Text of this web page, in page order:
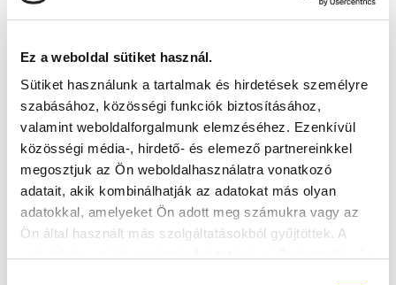
Ez a weboldal sütiket használ.
Sütiket használunk a tartalmak és hirdetések személyre
szabásához, közösségi funkciók biztosításához,
valamint weboldalforgalmunk elemzéséhez. Ezenkívül
közösségi média-, hirdető- és elemező partnereinkkel
megosztjuk az Ön weboldalhasználatra vonatkozó
adatait, akik kombinálhatják az adatokat más olyan
adatokkal, amelyeket Ön adott meg számukra vagy az
Ön által használt más szolgáltatásokból gyűjtöttek. A
MEGVANNAK A MEZSZÁMOK AZ ÚJ
SZEZONRA
2026-08-07
Számot választottak az új érkezők, Gávris Gabriella
pedig cserélt.